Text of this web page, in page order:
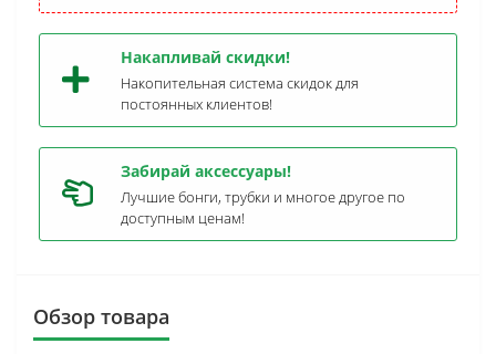
Накапливай скидки!
Накопительная система скидок для
постоянных клиентов!
Забирай аксессуары!
Лучшие бонги, трубки и многое другое по
доступным ценам!
Обзор товара